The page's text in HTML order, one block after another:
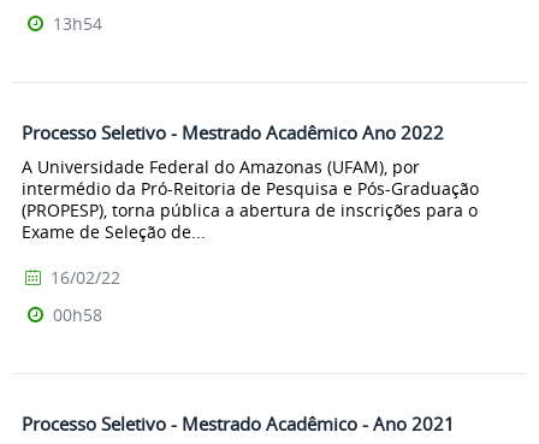
13h54
Processo Seletivo - Mestrado Acadêmico Ano 2022
A Universidade Federal do Amazonas (UFAM), por
intermédio da Pró-Reitoria de Pesquisa e Pós-Graduação
(PROPESP), torna pública a abertura de inscrições para o
Exame de Seleção de...
16/02/22
00h58
Processo Seletivo - Mestrado Acadêmico - Ano 2021